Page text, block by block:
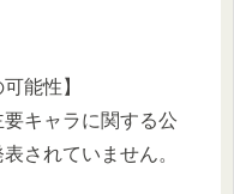
能性】
キャラに関する公
されていません。